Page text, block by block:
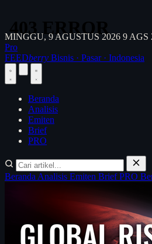
MINGGU, 9 AGUSTUS 2026 9 AGS
Pro
FEEDberry Bisnis · Pasar · Indonesia
Beranda
Analisis
Emiten
Brief
PRO
Beranda Analisis Emiten BriefPRO